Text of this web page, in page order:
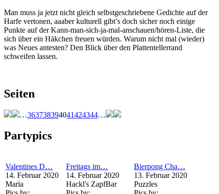
Man muss ja jetzt nicht gleich selbstgeschriebene Gedichte auf der
Harfe vertonen, aaaber kulturell gibt’s doch sicher noch einige
Punkte auf der Kann-man-sich-ja-mal-anschauen/hören-Liste, die
sich über ein Häkchen freuen würden. Warum nicht mal (wieder)
was Neues antesten? Den Blick über den Plattentellerrand
schweifen lassen.
Seiten
…363738394041424344…
Partypics
Valentines D…
14. Februar 2020
Maria
Freitags im…
14. Februar 2020
Hackl's ZapfBar
Bierpong Cha…
13. Februar 2020
Puzzles